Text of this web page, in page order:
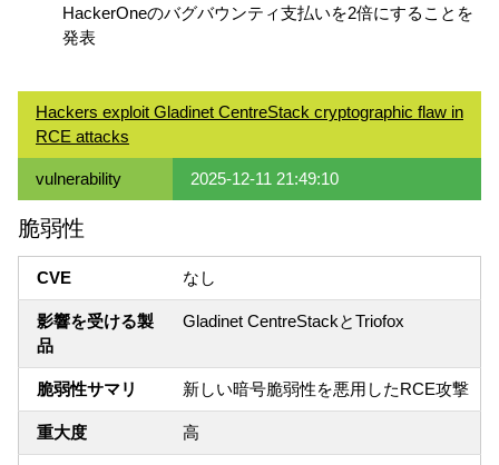
HackerOneのバグバウンティ支払いを2倍にすることを
発表
Hackers exploit Gladinet CentreStack cryptographic flaw in
RCE attacks
vulnerability 2025-12-11 21:49:10
脆弱性
CVE なし
影響を受ける製
品
Gladinet CentreStackとTriofox
脆弱性サマリ 新しい暗号脆弱性を悪用したRCE攻撃
重大度 高